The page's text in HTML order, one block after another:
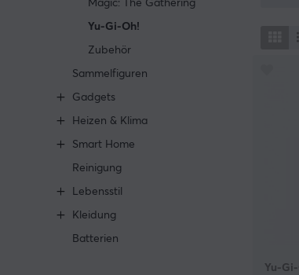
Magic: The Gathering
Yu-Gi-Oh!
Zubehör
Sammelfiguren
Gadgets
Heizen & Klima
Smart Home
Reinigung
Lebensstil
Kleidung
Batterien
Yu-